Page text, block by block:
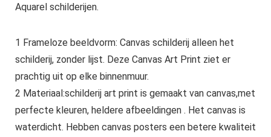
Aquarel schilderijen.
1 Frameloze beeldvorm: Canvas schilderij alleen het
schilderij, zonder lijst. Deze Canvas Art Print ziet er
prachtig uit op elke binnenmuur.
2 Materiaal:schilderij art print is gemaakt van canvas,met
perfecte kleuren, heldere afbeeldingen . Het canvas is
waterdicht. Hebben canvas posters een betere kwaliteit